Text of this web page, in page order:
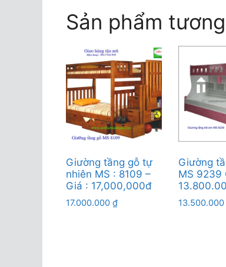
Sản phẩm
Giường tầng gỗ tự
nhiên MS : 8109 –
Giá : 17,000,000đ
17.000.000 ₫
Giường
MS 9239